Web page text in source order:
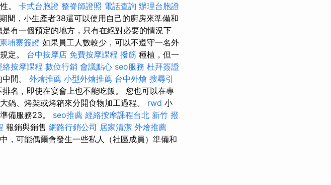
。 卡式台胞證 整脊師證照 電話查詢 辦理台胞證
間，小生產者38還可以使用自己的廚房來準備和
有一個預定的地方，只有在絕對必要的情況下
柬埔寨簽證 如果員工人數較少，可以不遵守一名外
定。 台中按摩店 免費按摩課程 撥筋 種植，但一
絡按摩課程 數位行銷 會議點心 seo服務 杜拜簽證
間。 外燴推薦 小型外燴推薦 台中外燴 搜尋引
名，即使在宴會上也不能吃飯。 您也可以在專
鍋、烤架或烤箱來分開食物加工過程。 rwd 小
備服務23。 seo推薦 經絡按摩課程台北 新竹 撥
報銷與銷售 網路行銷公司 居家清潔 外燴推薦
，可能偶爾會發生一些私人（社區成員）準備和